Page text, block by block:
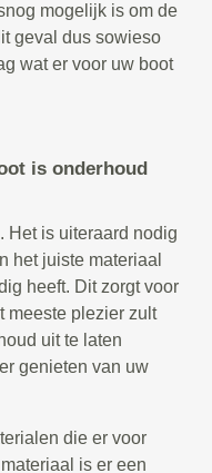
mogelijk is om de
geval dus sowieso
wat er voor uw boot
is onderhoud
Het is uiteraard nodig
het juiste materiaal
heeft. Dit zorgt voor
meeste plezier zult
uit te laten
genieten van uw
die er voor
is er een